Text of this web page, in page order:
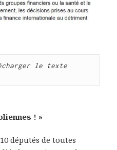
le texte
! »
députés de toutes